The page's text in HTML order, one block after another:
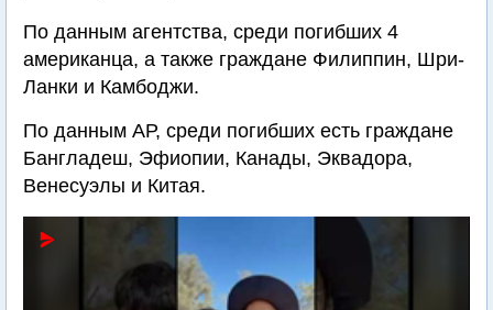
По данным агентства, среди погибших 4
американца, а также граждане Филиппин, Шри-
Ланки и Камбоджи.
По данным АР, среди погибших есть граждане
Бангладеш, Эфиопии, Канады, Эквадора,
Венесуэлы и Китая.